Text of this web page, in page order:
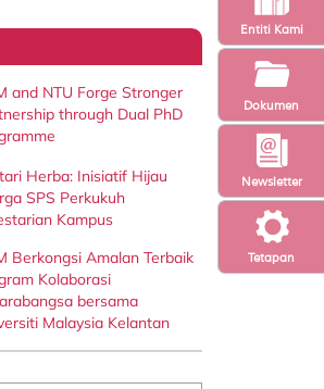
Tetapan
Newsletter
Entiti Kami
Dokumen
and NTU Forge Stronger
through Dual PhD
Herba: Inisiatif Hijau
SPS Perkukuh
Kampus
Berkongsi Amalan Terbaik
Kolaborasi
bersama
Malaysia Kelantan